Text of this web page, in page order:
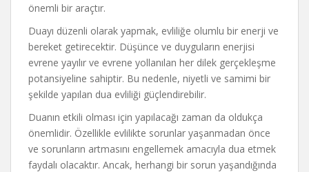
önemli bir araçtır.
Duayı düzenli olarak yapmak, evliliğe olumlu bir enerji ve
bereket getirecektir. Düşünce ve duyguların enerjisi
evrene yayılır ve evrene yollanılan her dilek gerçekleşme
potansiyeline sahiptir. Bu nedenle, niyetli ve samimi bir
şekilde yapılan dua evliliği güçlendirebilir.
Duanın etkili olması için yapılacağı zaman da oldukça
önemlidir. Özellikle evlilikte sorunlar yaşanmadan önce
ve sorunların artmasını engellemek amacıyla dua etmek
faydalı olacaktır. Ancak, herhangi bir sorun yaşandığında